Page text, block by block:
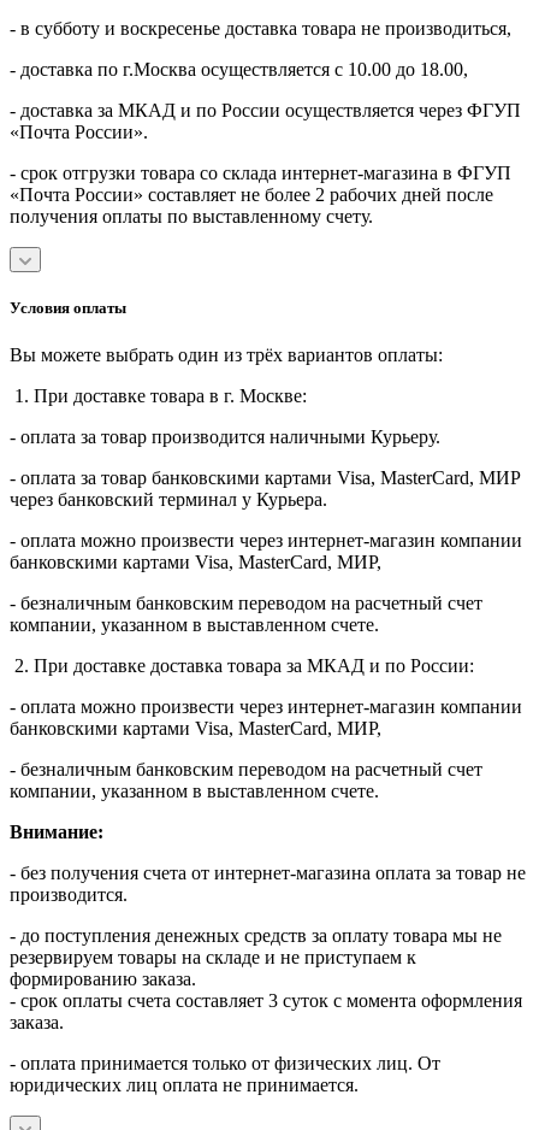
- в субботу и воскресенье доставка товара не производиться,
- доставка по г.Москва осуществляется с 10.00 до 18.00,
- доставка за МКАД и по России осуществляется через ФГУП
«Почта России».
- срок отгрузки товара со склада интернет-магазина в ФГУП
«Почта России» составляет не более 2 рабочих дней после
получения оплаты по выставленному счету.
Условия оплаты
Вы можете выбрать один из трёх вариантов оплаты:
1. При доставке товара в г. Москве:
- оплата за товар производится наличными Курьеру.
- оплата за товар банковскими картами Visa, MasterСard, МИР
через банковский терминал у Курьера.
- оплата можно произвести через интернет-магазин компании
банковскими картами Visa, MasterСard, МИР,
- безналичным банковским переводом на расчетный счет
компании, указанном в выставленном счете.
2. При доставке доставка товара за МКАД и по России:
- оплата можно произвести через интернет-магазин компании
банковскими картами Visa, MasterСard, МИР,
- безналичным банковским переводом на расчетный счет
компании, указанном в выставленном счете.
Внимание:
- без получения счета от интернет-магазина оплата за товар не
производится.
- до поступления денежных средств за оплату товара мы не
резервируем товары на складе и не приступаем к
формированию заказа.
- срок оплаты счета составляет 3 суток с момента оформления
заказа.
- оплата принимается только от физических лиц. От
юридических лиц оплата не принимается.